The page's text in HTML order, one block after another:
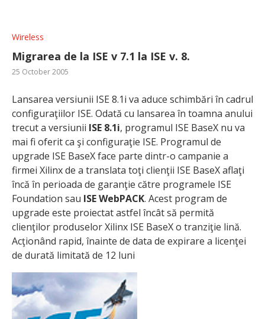
Wireless
Migrarea de la ISE v 7.1 la ISE v. 8.
25 October 2005
Lansarea versiunii ISE 8.1i va aduce schimbări în cadrul
configuraţiilor ISE. Odată cu lansarea în toamna anului
trecut a versiunii ISE 8.1i, programul ISE BaseX nu va
mai fi oferit ca şi configuraţie ISE. Programul de
upgrade ISE BaseX face parte dintr-o campanie a
firmei Xilinx de a translata toţi clienţii ISE BaseX aflaţi
încă în perioada de garanţie către programele ISE
Foundation sau ISE WebPACK. Acest program de
upgrade este proiectat astfel încât să permită
clienţilor produselor Xilinx ISE BaseX o tranziţie lină.
Acţionând rapid, înainte de data de expirare a licenţei
de durată limitată de 12 luni